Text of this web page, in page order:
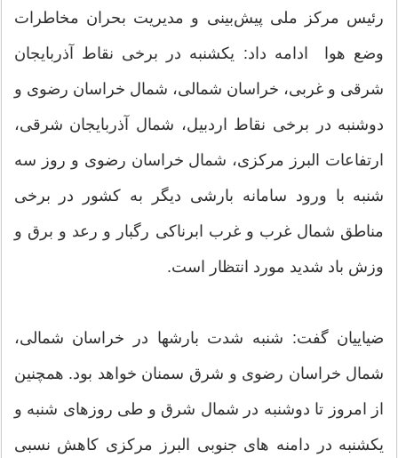
رئیس مرکز ملی پیش‌بینی و مدیریت بحران مخاطرات
وضع هوا ادامه داد: یکشنبه در برخی نقاط آذربایجان
شرقی و غربی، خراسان شمالی، شمال خراسان رضوی و
دوشنبه در برخی نقاط اردبیل، شمال آذربایجان شرقی،
ارتفاعات البرز مرکزی، شمال خراسان رضوی و روز سه
شنبه با ورود سامانه بارشی دیگر به کشور در برخی
مناطق شمال غرب و غرب ابرناکی رگبار و رعد و برق و
وزش باد شدید مورد انتظار است.
ضیاییان گفت: شنبه شدت بارشها در خراسان شمالی،
شمال خراسان رضوی و شرق سمنان خواهد بود. همچنین
از امروز تا دوشنبه در شمال شرق و طی روزهای شنبه و
یکشنبه در دامنه های جنوبی البرز مرکزی کاهش نسبی